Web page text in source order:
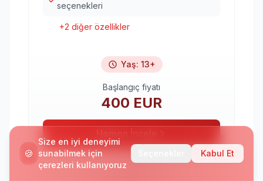
seçenekleri
+2 diğer özellikler
Yaş: 13+
Başlangıç fiyatı
400 EUR
Hemen İncele
🍪
Size en iyi deneyimi
sunabilmek için
çerezleri kullanıyoruz
Kabul Et